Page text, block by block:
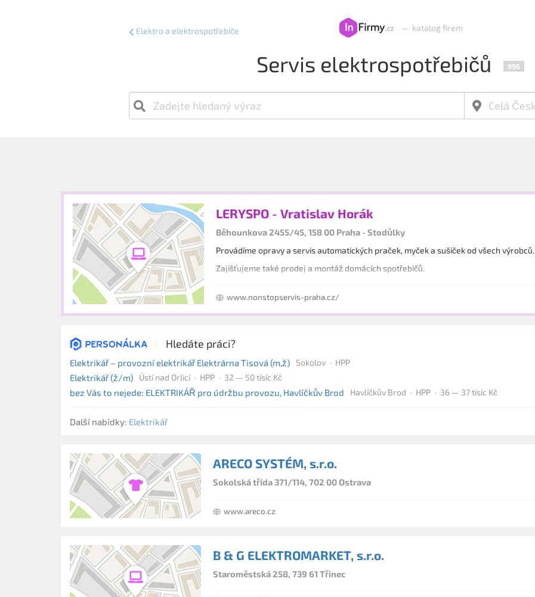
— katalog firem
Elektro a elektrospotřebiče
Servis elektrospotřebičů 996
LERYSPO - Vratislav Horák
Běhounkova 2455/45, 158 00 Praha - Stodůlky
Provádíme opravy a servis automatických praček, myček a sušiček od všech výrobců.
Zajišťujeme také prodej a montáž domácích spotřebičů.
www.nonstopservis-praha.cz/
Hledáte práci?
Elektrikář – provozní elektrikář Elektrárna Tisová (m,ž) Sokolov HPP
Elektrikář (ž/m) Ústí nad Orlicí HPP 32 — 50 tísíc Kč
bez Vás to nejede: ELEKTRIKÁŘ pro údržbu provozu, Havlíčkův Brod Havlíčkův Brod HPP 36 — 37 tísíc Kč
Další nabídky: Elektrikář
ARECO SYSTÉM, s.r.o.
Sokolská třída 371/114, 702 00 Ostrava
www.areco.cz
B & G ELEKTROMARKET, s.r.o.
Staroměstská 258, 739 61 Třinec